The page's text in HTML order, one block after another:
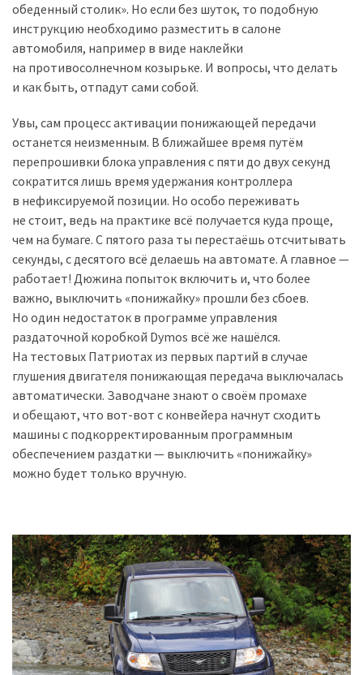
обеденный столик». Но если без шуток, то подобную
инструкцию необходимо разместить в салоне
автомобиля, например в виде наклейки
на противосолнечном козырьке. И вопросы, что делать
и как быть, отпадут сами собой.
Увы, сам процесс активации понижающей передачи
останется неизменным. В ближайшее время путём
перепрошивки блока управления с пяти до двух секунд
сократится лишь время удержания контроллера
в нефиксируемой позиции. Но особо переживать
не стоит, ведь на практике всё получается куда проще,
чем на бумаге. С пятого раза ты перестаёшь отсчитывать
секунды, с десятого всё делаешь на автомате. А главное —
работает! Дюжина попыток включить и, что более
важно, выключить «понижайку» прошли без сбоев.
Но один недостаток в программе управления
раздаточной коробкой Dymos всё же нашёлся.
На тестовых Патриотах из первых партий в случае
глушения двигателя понижающая передача выключалась
автоматически. Заводчане знают о своём промахе
и обещают, что вот-вот с конвейера начнут сходить
машины с подкорректированным программным
обеспечением раздатки — выключить «понижайку»
можно будет только вручную.